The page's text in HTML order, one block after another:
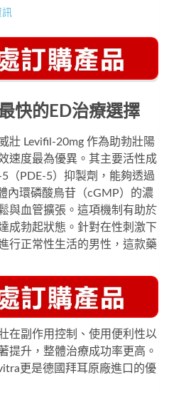
訊
快的ED治療選擇
壯 Levifil-20mg 作為助勃壯陽
速度最為優異。其主要活性成
（PDE-5）抑製劑，能夠透過
內環磷酸鳥苷（cGMP）的濃
與血管擴張。這項機制有助於
成勃起狀態。針對在性刺激下
行正常性生活的男性，這款藥
在副作用控制、使用便利性以
提升，整體治療成功率更高。
更是德國拜耳原廠進口的優